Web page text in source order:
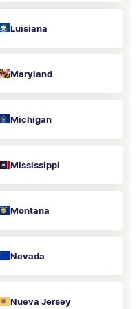
Luisiana
Maryland
Michigan
Mississippi
Montana
Nevada
Nueva Jersey